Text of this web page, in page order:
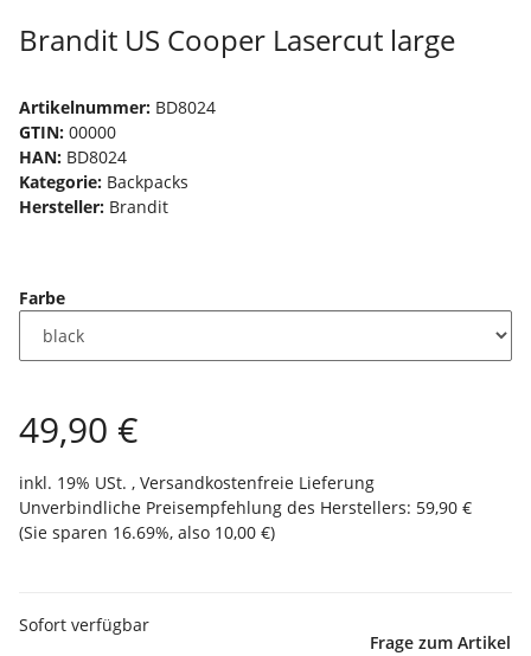
Brandit US Cooper Lasercut large
Artikelnummer: BD8024
GTIN: 00000
HAN: BD8024
Kategorie: Backpacks
Hersteller: Brandit
Farbe
49,90 €
inkl. 19% USt. , Versandkostenfreie Lieferung
Unverbindliche Preisempfehlung des Herstellers: 59,90 €
(Sie sparen 16.69%, also 10,00 €)
Sofort verfügbar
Frage zum Artikel